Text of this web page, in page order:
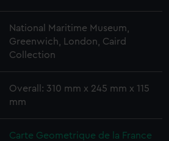
National Maritime Museum,
Greenwich, London, Caird
Collection
Overall: 310 mm x 245 mm x 115
mm
Carte Geometrique de la France